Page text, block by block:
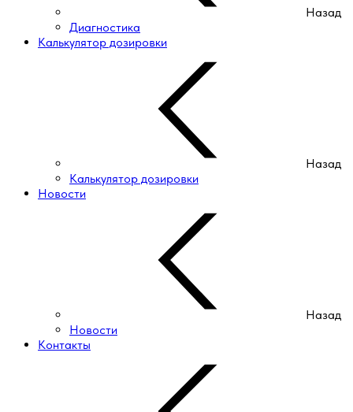
Назад
Диагностика
Калькулятор дозировки
Назад
Калькулятор дозировки
Новости
Назад
Новости
Контакты